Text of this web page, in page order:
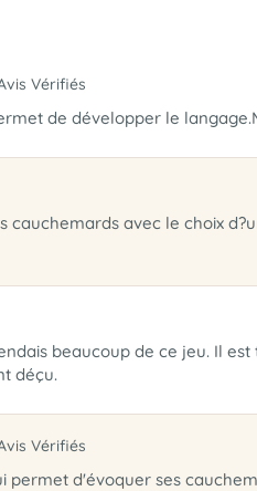
Vérifiés
de développer le
cauchemards avec le choix
beaucoup de ce jeu. Il
déçu.
Vérifiés
permet d'évoquer ses